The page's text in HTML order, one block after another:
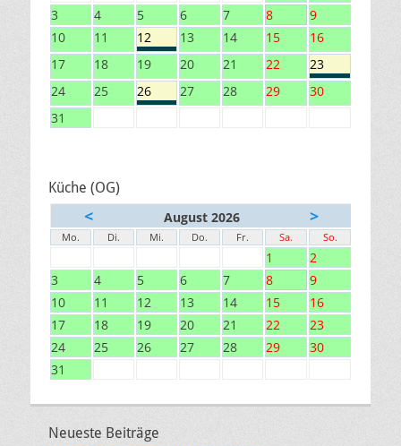
3
4 5 6 7 8
9
10
11 12 13 14 15
16
17
18 19 20 21 22
23
24
25 26 27 28 29
30
31
Küche (OG)
< August 2026 >
Mo. Di. Mi. Do. Fr. Sa. So.
1
2
3
4 5 6 7 8
9
10
11 12 13 14 15
16
17
18 19 20 21 22
23
24
25 26 27 28 29
30
31
Neueste Beiträge